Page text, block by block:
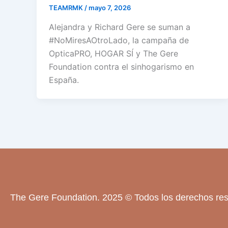
TEAMRMK/mayo 7, 2026
Alejandra y Richard Gere se suman a
#NoMiresAOtroLado, la campaña de
OpticaPRO, HOGAR SÍ y The Gere
Foundation contra el sinhogarismo en
España.
The Gere Foundation. 2025 © Todos los derechos